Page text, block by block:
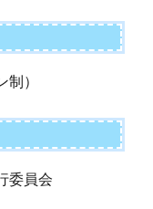
）
委員会